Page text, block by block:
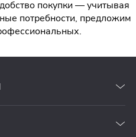
покупки — учитывая
потребности, предложим